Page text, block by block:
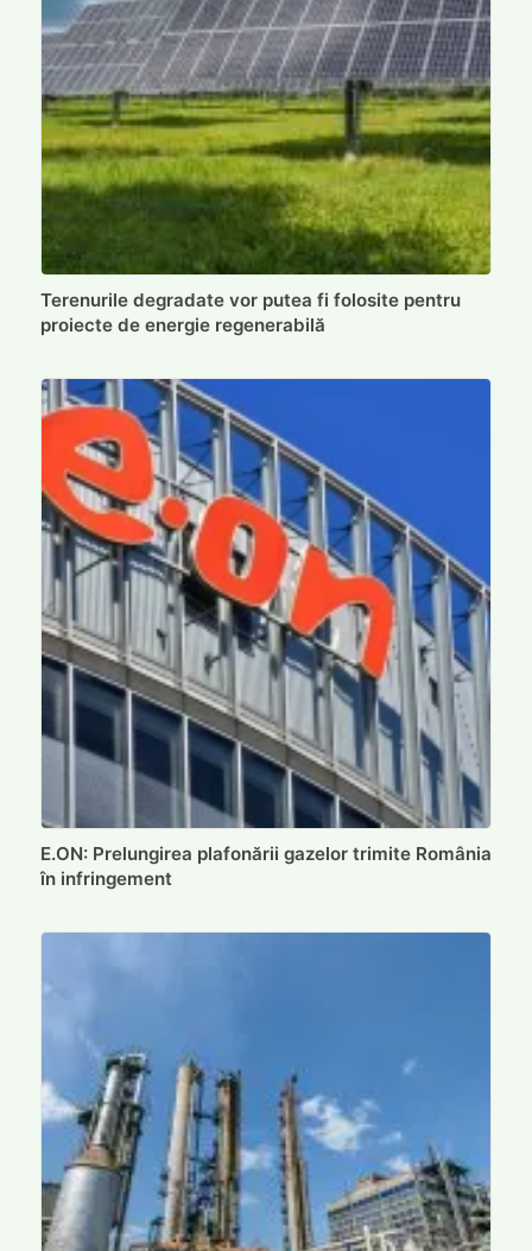
Terenurile degradate vor putea fi folosite pentru
proiecte de energie regenerabilă
E.ON: Prelungirea plafonării gazelor trimite România
în infringement